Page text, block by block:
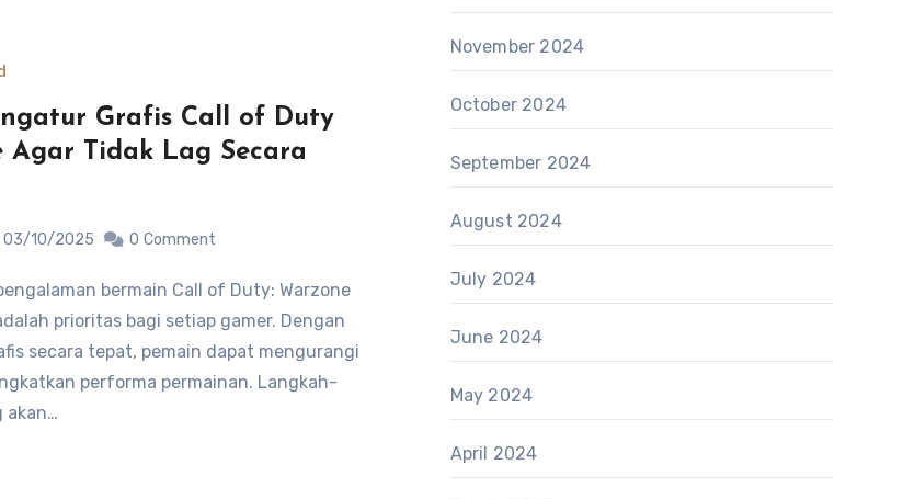
Grafis Call of Duty
Agar Tidak Lag Secara
03/10/2025 0 Comment
prioritas bagi setiap gamer. Dengan
secara tepat, pemain dapat mengurangi
performa permainan. Langkah-
akan…
November 2024
October 2024
September 2024
August 2024
July 2024
June 2024
May 2024
April 2024